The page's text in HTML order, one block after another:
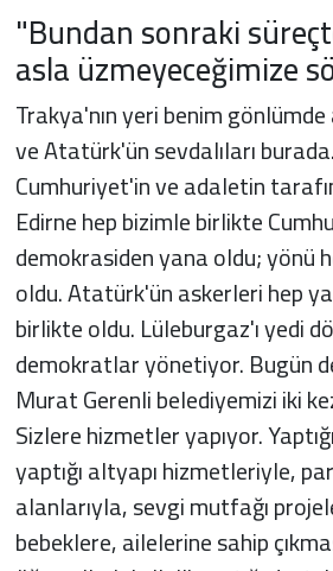
"Bundan sonraki
asla üzmeyeceğimize
Trakya'nın yeri benim
ve Atatürk'ün sevdalıları
Cumhuriyet'in ve adaletin
Edirne hep bizimle birlikte
demokrasiden yana oldu; yönü
oldu. Atatürk'ün askerleri hep
birlikte oldu. Lüleburgaz'ı yedi
demokratlar yönetiyor. Bugün
Murat Gerenli belediyemizi iki
Sizlere hizmetler yapıyor.
yaptığı altyapı hizmetleriyle,
alanlarıyla, sevgi mutfağı
bebeklere, ailelerine sahip